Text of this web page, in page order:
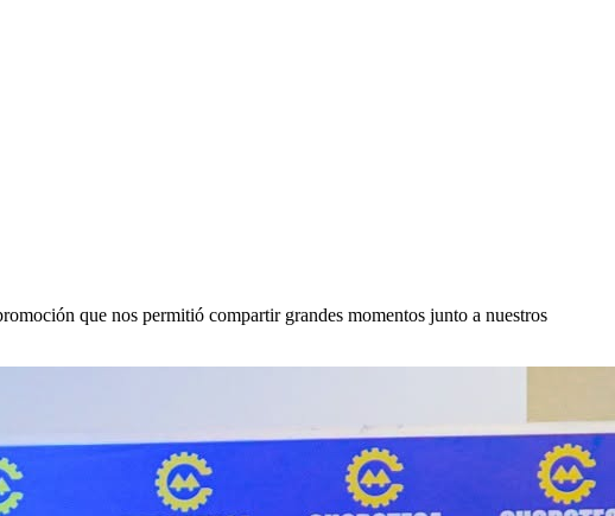
que nos permitió compartir grandes momentos junto a nuestros